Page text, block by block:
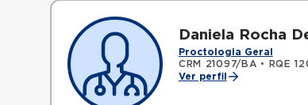
Daniela Rocha
Proctologia Geral
CRM 21097/BA • RQE
Ver perfil